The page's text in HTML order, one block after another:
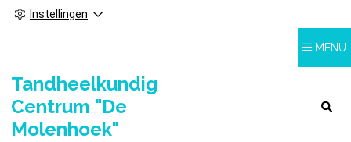
Instellingen
Tandheelkundig
Centrum "De
Molenhoek"
MENU